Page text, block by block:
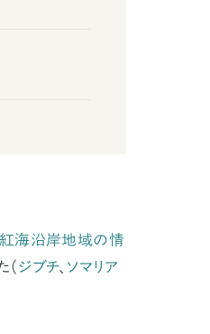
紅海沿岸地域の情
ジブチ、 ソマリア